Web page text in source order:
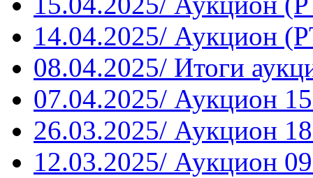
14.04.2025/ Аукцион
08.04.2025/ Итоги
07.04.2025/ Аукцион
26.03.2025/ Аукцион
12.03.2025/ Аукцион